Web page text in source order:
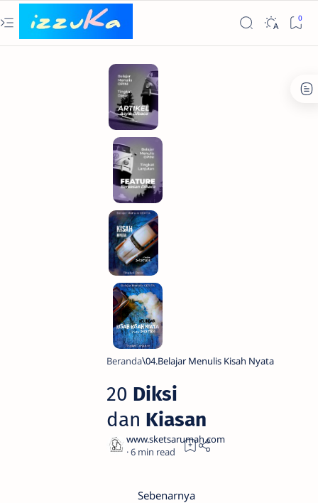
Beranda 04.Belajar Menulis Kisah Nyata
20 Diksi
dan Kiasan
6
Sebenarnya